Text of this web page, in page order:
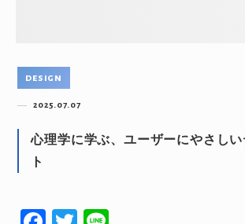
design
2025.07.07
心理学に学ぶ、ユーザーにやさし
ト